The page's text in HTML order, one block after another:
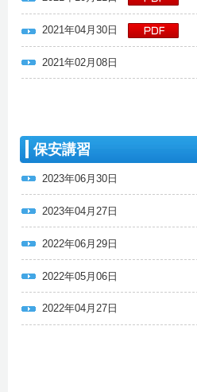
2021年04月30日
2021年02月08日
保安講習
2023年06月30日
2023年04月27日
2022年06月29日
2022年05月06日
2022年04月27日